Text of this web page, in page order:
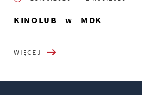
KINOLUB w MDK
WIĘCEJ